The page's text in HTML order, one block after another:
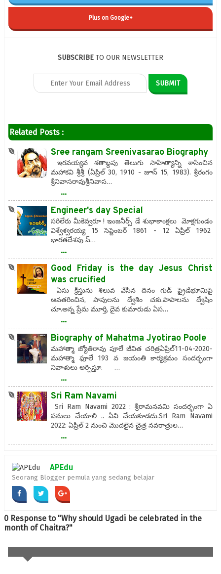
Plus on Google+
SUBSCRIBE TO OUR NEWSLETTER
Related Posts :
Sree rangam Sreenivasarao Biography
ఇరవయ్యవ శతాబ్దపు తెలుగు సాహిత్యాన్ని శాసించిన
మహాకవి శ్రీశ్రీ (ఏప్రిల్ 30, 1910 - జూన్ 15, 1983). శ్రీరంగం
శ్రీనివాసరావుశ్రీనివాస…
...
Engineer's day Special
సరిలేరు మీకెవ్వరూ ! ఇంజనీర్స్ డే శుభాకాంక్షలు మోక్షగుండం
విశ్వేశ్వరయ్య 15 సెప్టెంబర్ 1861 - 12 ఏప్రిల్ 1962
భారతదేశపు ప్…
...
Good Friday is the day Jesus Christ
was crucified
ఏసు క్రీస్తును శిలువ వేసిన దినం గుడ్ ఫ్రైడేభూమిపై
అవతరించిన, పాపులను ద్వేశిం చకు.పాపాలను ద్వేషిం
చూ.అన్న ప్రేమ మూర్తి, దైవ కుమారుడు ఏస…
...
Biography of Mahatma Jyotirao Poole
మహాత్మా జ్యోతిరావు పూలే జీవిత చరిత్రఏప్రిల్11-04-2020-
మహాత్మా ఫూలే 193 వ జయంతి కార్యక్రమం సందర్భంగా
నివాళులు అర్పిస్తూ. …
...
Sri Ram Navami
Sri Ram Navami 2022 : శ్రీరామనవమి సందర్భంగా ఏ
పనులు చేయాలి .. ఏవి చేయకూడదు.Sri Ram Navami
2022: ఏప్రిల్ 2 నుంచి మొదలైన చైత్ర నవరాత్రుల…
...
APEdu
Seorang Blogger pemula yang sedang belajar
0 Response to "Why should Ugadi be celebrated in the
month of Chaitra?"